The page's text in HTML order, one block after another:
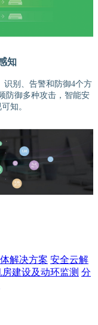
知
识别、告警和防御4个方
防御多种攻击，智能安
知。
解决方案 安全云解
建设及动环监测 分